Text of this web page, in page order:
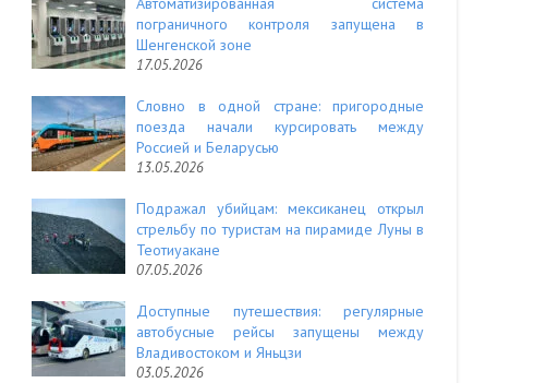
пограничного контроля запущена в
Шенгенской зоне
17.05.2026
Словно в одной стране: пригородные
поезда начали курсировать между
Россией и Беларусью
13.05.2026
Подражал убийцам: мексиканец открыл
стрельбу по туристам на пирамиде Луны в
Теотиуакане
07.05.2026
Доступные путешествия: регулярные
автобусные рейсы запущены между
Владивостоком и Яньцзи
03.05.2026